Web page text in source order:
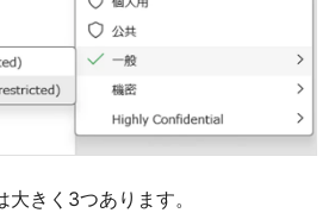
きく3つあります。